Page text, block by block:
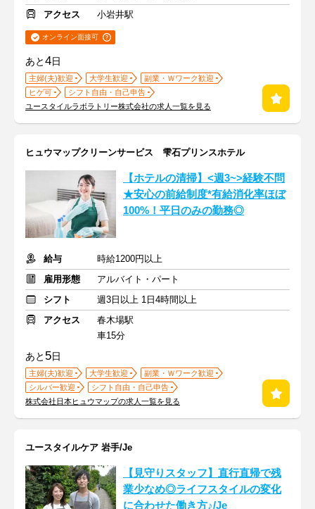
アクセス
小岩井駅
オンライン面接可
あと4日
主婦(夫)歓迎 大学生歓迎
副業・Ｗワーク歓迎
ヒゲ可
シフト自由・自己申告
ユースタイルラボラトリー株式会社の求人一覧を見る
ヒュウマップクリーンサービス 雫石プリンスホテル
【ホテルの清掃】<週3~>経験不問
★安心の前給制度*有給消化率ほぼ
100%！平日のみの勤務◎
給与
時給1200円以上
雇用形態
アルバイト・パート
シフト
週3日以上 1日4時間以上
アクセス
春木場駅
車15分
あと 5日
主婦(夫)歓迎 大学生歓迎
副業・Ｗワーク歓迎
シルバー歓迎
シフト自由・自己申告
株式会社日本ヒュウマップの求人一覧を見る
ユースタイルケア 岩手/Je
【見守りスタッフ】直行直帰で残
業少なめ◎ライフスタイルの変化
に合わせた働き方♪/Je